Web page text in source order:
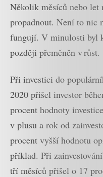
Několik měsíců nebo let
propadnout. Není to nic
fungují. V minulosti byl
později přeměněn v růst.
Při investici do
2020 přišel investor
procent hodnoty
v plusu a rok od
procent vyšší hodnotu
příklad. Při
tří měsíců přišel o 17